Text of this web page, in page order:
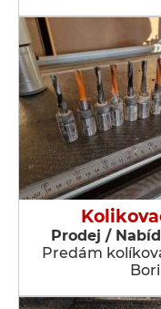
Prodej /
Predám